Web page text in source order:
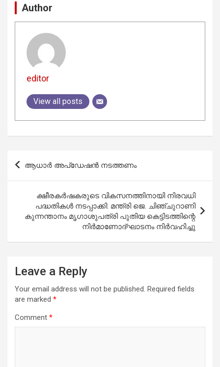
Author
editor
View all posts
Post
navigation
ആധാർ അപ്ഡേഷൻ നടത്തണം
ക്ഷീരകർഷകരുടെ വികസനത്തിനായി നിരവധി
പദ്ധതികൾ നടപ്പാക്കി: മന്ത്രി ജെ. ചിഞ്ചുറാണി
കുന്നന്താനം മൃഗാശുപത്രി പുതിയ കെട്ടിടത്തിന്റെ
നിർമാണോദ്ഘാടനം നിർവഹിച്ചു
Leave a Reply
Your email address will not be published. Required fields
are marked *
Comment *